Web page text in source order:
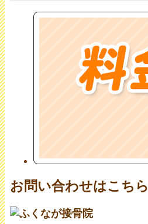
お問い合わせはこちら